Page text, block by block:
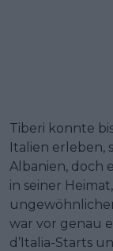
Tiberi konnte
Italien erleben,
Albanien, doch
in seiner
war vor genau
d’Italia-Starts